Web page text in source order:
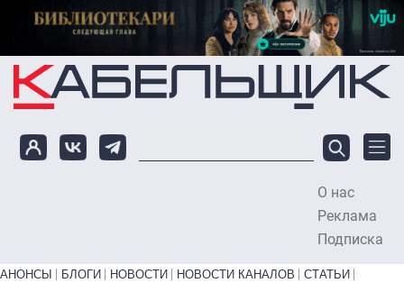
Перейти к основному содержанию
О нас
Реклама
Подписка
Primary links bottom
АНОНСЫ БЛОГИ НОВОСТИ НОВОСТИ КАНАЛОВ
СТАТЬИ